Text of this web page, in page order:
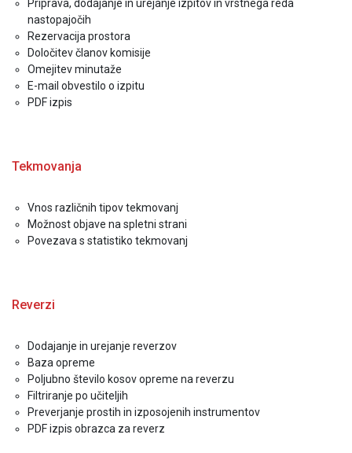
Priprava, dodajanje in urejanje izpitov in vrstnega reda
nastopajočih
Rezervacija prostora
Določitev članov komisije
Omejitev minutaže
E-mail obvestilo o izpitu
PDF izpis
Tekmovanja
Vnos različnih tipov tekmovanj
Možnost objave na spletni strani
Povezava s statistiko tekmovanj
Reverzi
Dodajanje in urejanje reverzov
Baza opreme
Poljubno število kosov opreme na reverzu
Filtriranje po učiteljih
Preverjanje prostih in izposojenih instrumentov
PDF izpis obrazca za reverz